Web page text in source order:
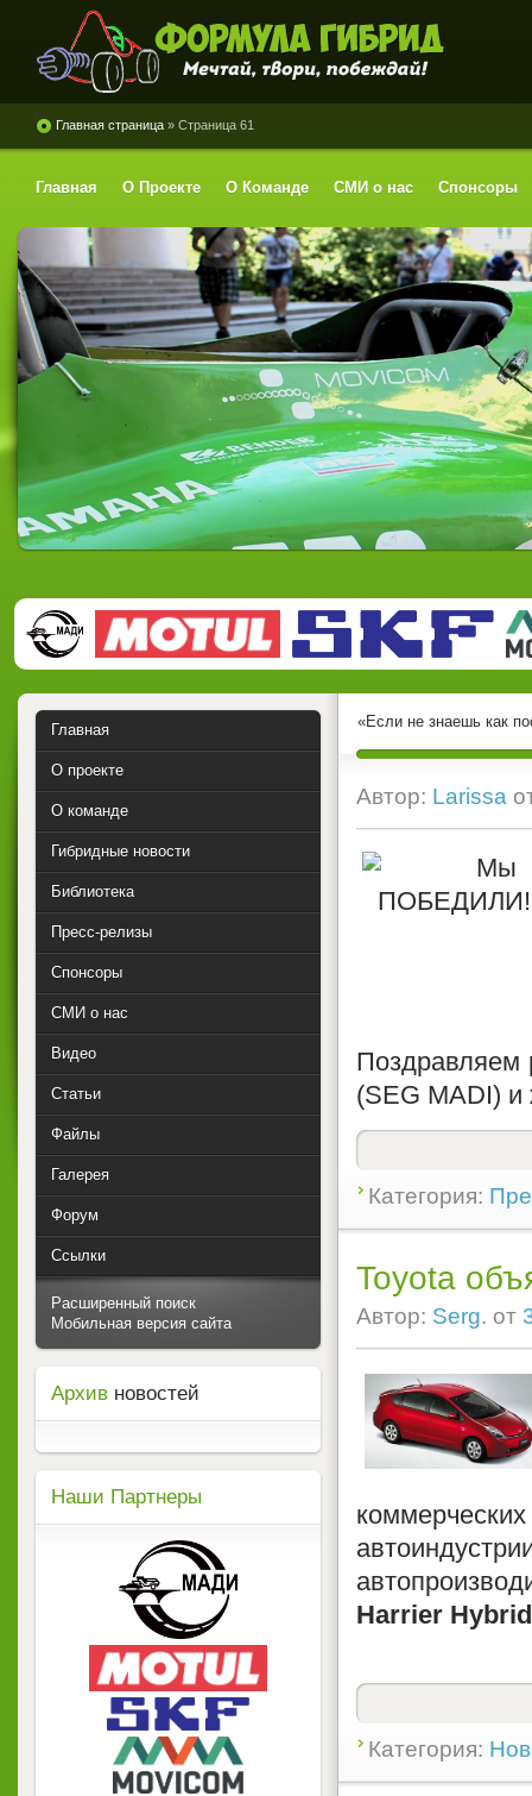
Формула Гибрид
Главная страница » Страница 61
Главная О Проекте О Команде СМИ о нас Спонсоры
«Если не знаешь как
Автор: Larissa
Поздравляем
(SEG MADI)
Категория:
Toyota
Автор: Serg. от
Harrier
Категория:
Главная
О проекте
О команде
Гибридные новости
Библиотека
Пресс-релизы
Спонсоры
СМИ о нас
Видео
Статьи
Файлы
Галерея
Форум
Ссылки
Расширенный поиск
Мобильная версия сайта
Архив новостей
Наши Партнеры